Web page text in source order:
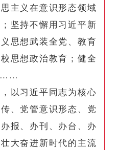
义在意识形态领域
坚持不懈用习近平新
思想武装全党、教育
思想政治教育；健全
……
习近平同志为核心
、党管意识形态、党
报、办刊、办台、办
大奋进新时代的主流